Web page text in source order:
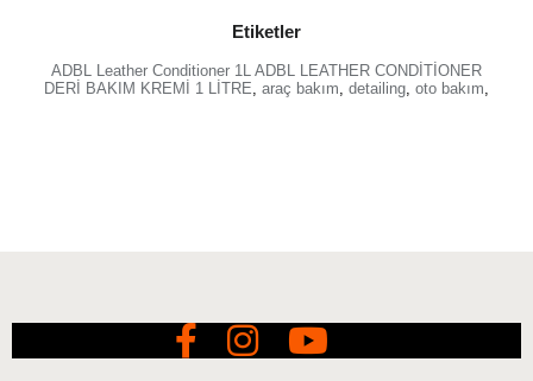
Etiketler
ADBL Leather Conditioner 1L ADBL LEATHER CONDİTİONER
DERİ BAKIM KREMİ 1 LİTRE araç bakım detailing oto bakım